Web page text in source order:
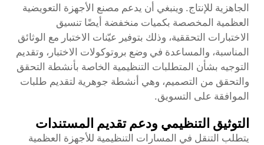
الجاهزية للإنتاج. وينبغي أن يدعم مصنع الأجهزة التعويضية
العظمية المخصصة بكميات منخفضة أيضًا تنسيق
الاختبارات التحققية، وذلك بتوفير عيّنات الاختبار مع الوثائق
المناسبة، والمساعدة في وضع بروتوكولات الاختبار، وتقديم
التوجيه بشأن المتطلبات التنظيمية الخاصة بأنشطة التحقق
والتحقق من التصميم، وهي أنشطة جوهرية لتقديم طلبات
الموافقة على التسويق.
التوثيق التنظيمي ودعم تقديم المستندات
يتطلب التنقل في المسارات التنظيمية للأجهزة العظمية